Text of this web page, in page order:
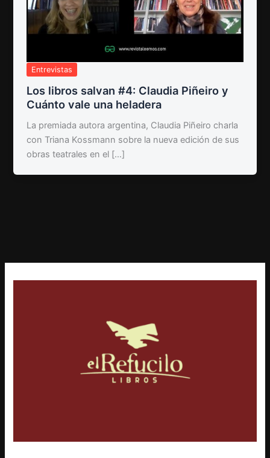
Entrevistas
Los libros salvan #4: Claudia Piñeiro y
Cuánto vale una heladera
La premiada autora argentina, Claudia Piñeiro charla
con Triana Kossmann sobre la nueva edición de sus
obras teatrales en el […]